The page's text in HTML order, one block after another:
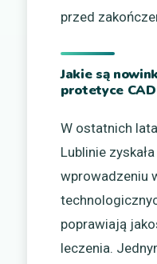
przed
Jakie są
protetyce
W ostatnich
Lublinie
wprowadzeniu
poprawiają
leczenia.